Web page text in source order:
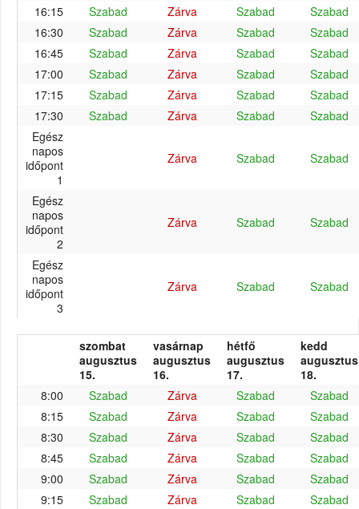
16:15
Szabad Zárva Szabad
Szabad
16:30
Szabad Zárva Szabad
Szabad
16:45
Szabad Zárva Szabad
Szabad
17:00
Szabad Zárva Szabad
Szabad
17:15
Szabad Zárva Szabad
Szabad
17:30
Szabad Zárva Szabad
Szabad
Egész
napos
időpont
1
Zárva Szabad Szabad
Egész
napos
időpont
2
Zárva Szabad Szabad
Egész
napos
időpont
3
Zárva Szabad Szabad
szombat
augusztus
15.
vasárnap
augusztus
16.
hétfő
augusztus
17.
kedd
augusztus
18.
8:00
Szabad Zárva Szabad
Szabad
8:15
Szabad Zárva Szabad
Szabad
8:30
Szabad Zárva Szabad
Szabad
8:45
Szabad Zárva Szabad
Szabad
9:00
Szabad Zárva Szabad
Szabad
9:15
Szabad Zárva Szabad
Szabad